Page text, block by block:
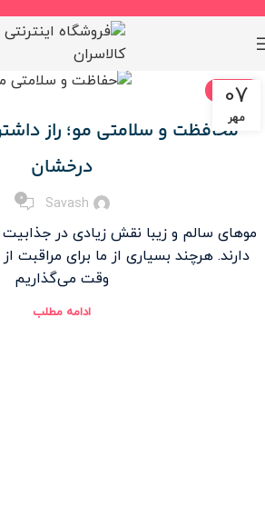
07
مهر
آموزشی
محافظت و سلامتی مو؛ راز
درخشان
Savash ۰
موهای سالم و زیبا نقش زیادی در جذابیت
دارند. هرچند بسیاری از ما برای
وقت می‌گذاریم
ادامه مطلب